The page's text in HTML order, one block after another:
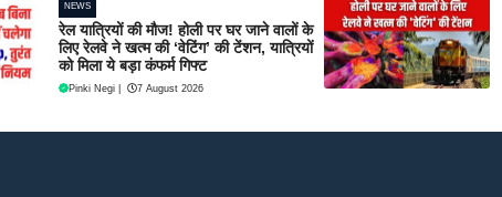
NEWS
रेल यात्रियों की मौज! होली पर घर जाने वालों के
लिए रेलवे ने खत्म की ‘वेटिंग’ की टेंशन, यात्रियों
को मिला ये बड़ा कंफर्म गिफ्ट
Pinki Negi 7 August 2026